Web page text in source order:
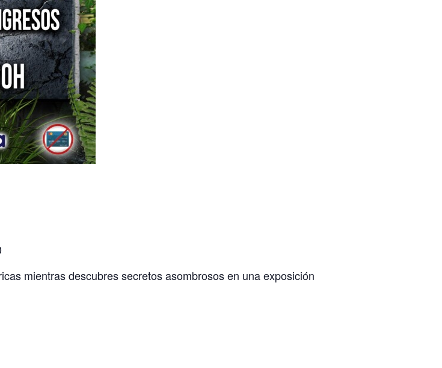
mientras descubres secretos asombrosos en una exposición